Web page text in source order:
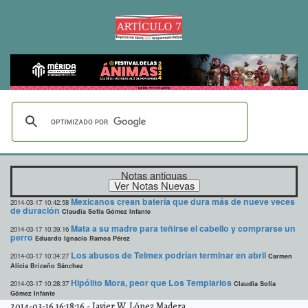
Notas antiguas
2014-03-17 10:42:58 Mexicanos crean batería que dura más de nueve veces
de duración Claudia Sofía Gómez Infante
2014-03-17 10:39:16 Mata a su madre para teñirse el cabello y comprarse un
perro Eduardo Ignacio Ramos Pérez
2014-03-17 10:34:27 Los abusos de Telmex podrían terminar en abril Carmen
Alicia Briceño Sánchez
2014-03-17 10:28:37 Hipólito Mora, peor que Los Templarios Claudia Sofía
Gómez Infante